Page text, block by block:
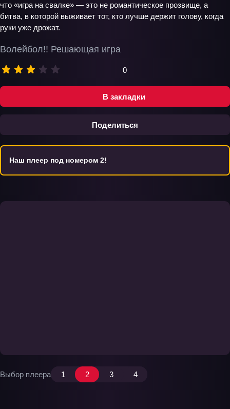
В закладки
Поделиться
Волейбол!! Решающая игра
0
что «игра на свалке» — это не романтическое прозвище, а
битва, в которой выживает тот, кто лучше держит голову, когда
руки уже дрожат.
Наш плеер под номером 2!
Выбор плеера 1 2 3 4